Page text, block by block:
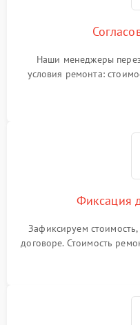
Наши менеджеры
условия ремонта:
Фиксация
Зафиксируем
договоре. Стоимость